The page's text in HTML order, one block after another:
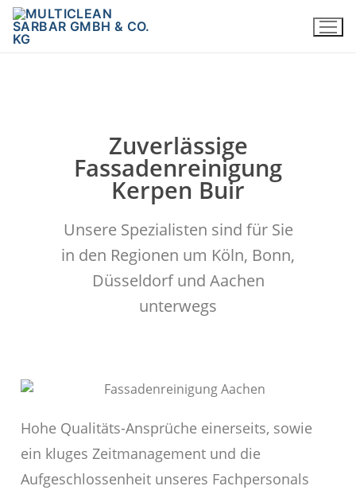
Zuverlässige
Fassadenreinigung
Kerpen Buir
Unsere Spezialisten sind für Sie
in den Regionen um Köln, Bonn,
Düsseldorf und Aachen
unterwegs
Hohe Qualitäts-Ansprüche einerseits, sowie
ein kluges Zeitmanagement und die
Aufgeschlossenheit unseres Fachpersonals